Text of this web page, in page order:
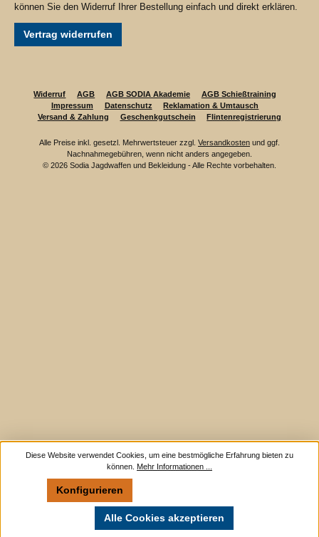
können Sie den Widerruf Ihrer Bestellung einfach und direkt erklären.
Vertrag widerrufen
Widerruf AGB AGB SODIA Akademie
AGB Schießtraining
Impressum
Datenschutz
Reklamation & Umtausch
Versand & Zahlung
Geschenkgutschein Flintenregistrierung
Alle Preise inkl. gesetzl. Mehrwertsteuer zzgl. Versandkosten und ggf.
Nachnahmegebühren, wenn nicht anders angegeben.
© 2026 Sodia Jagdwaffen und Bekleidung - Alle Rechte vorbehalten.
Diese Website verwendet Cookies, um eine bestmögliche Erfahrung bieten zu
können. Mehr Informationen ...
Konfigurieren
Alle Cookies akzeptieren